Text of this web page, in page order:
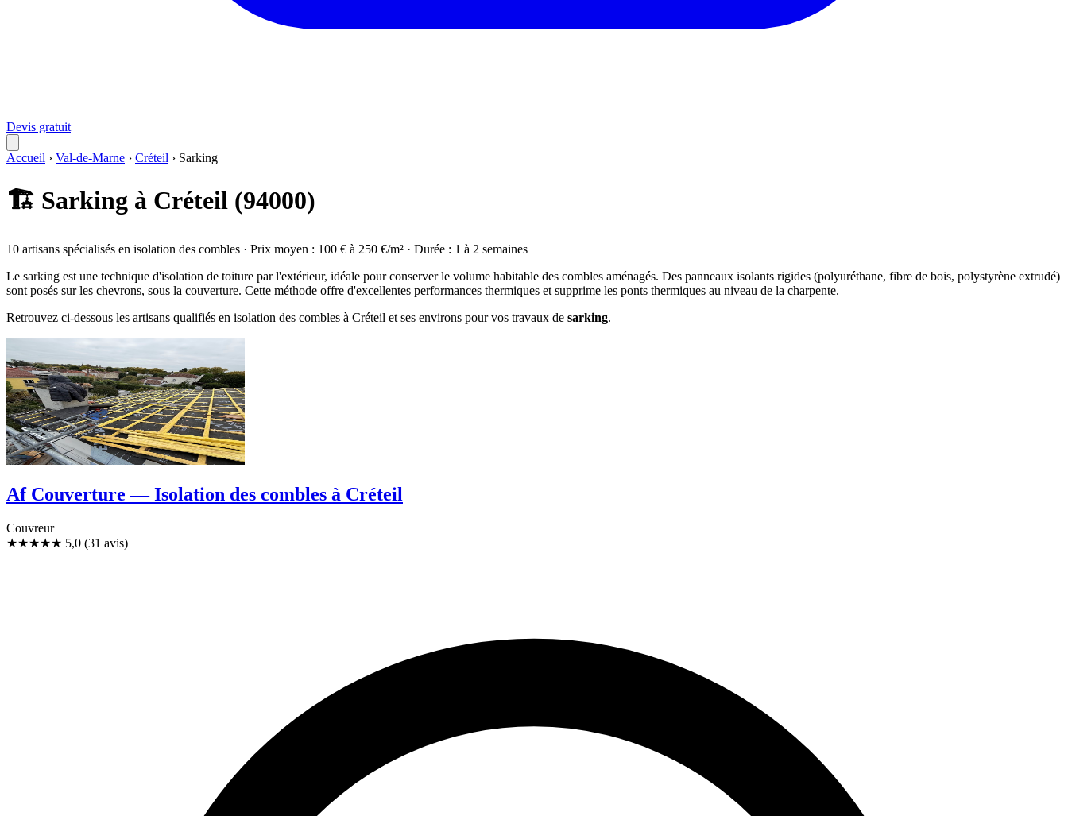
Devis gratuit
Accueil › Val-de-Marne › Créteil › Sarking
🏗️ Sarking à Créteil (94000)
10 artisans spécialisés en isolation des combles · Prix moyen : 100 € à 250 €/m² · Durée : 1 à 2 semaines
Le sarking est une technique d'isolation de toiture par l'extérieur, idéale pour conserver le volume habitable des combles aménagés. Des panneaux isolants rigides (polyuréthane, fibre de bois, polystyrène extrudé)
sont posés sur les chevrons, sous la couverture. Cette méthode offre d'excellentes performances thermiques et supprime les ponts thermiques au niveau de la charpente.
Retrouvez ci-dessous les artisans qualifiés en isolation des combles à Créteil et ses environs pour vos travaux de sarking.
Af Couverture — Isolation des combles à Créteil
Couvreur
★★★★★ 5,0 (31 avis)